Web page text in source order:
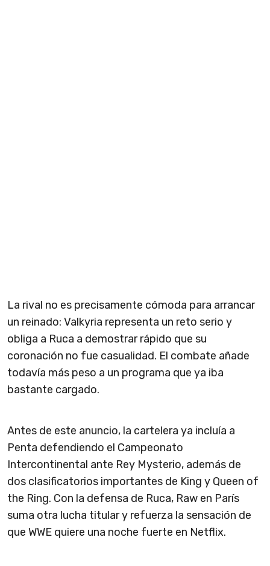
La rival no es precisamente cómoda para arrancar
un reinado: Valkyria representa un reto serio y
obliga a Ruca a demostrar rápido que su
coronación no fue casualidad. El combate añade
todavía más peso a un programa que ya iba
bastante cargado.
Antes de este anuncio, la cartelera ya incluía a
Penta defendiendo el Campeonato
Intercontinental ante Rey Mysterio, además de
dos clasificatorios importantes de King y Queen of
the Ring. Con la defensa de Ruca, Raw en París
suma otra lucha titular y refuerza la sensación de
que WWE quiere una noche fuerte en Netflix.